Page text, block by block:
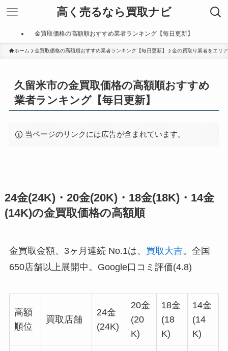
高く売るなら買取ナビ
金買取価格の高額順おすすめ業者ランキング【毎日更新】
ホーム 金買取価格の高額順おすすめ業者ランキング【毎日更新】 金の買取り業者をエリ
久留米市の金買取価格の高額順おすすめ
業者ランキング【毎日更新】
当ページのリンクには広告が含まれています。
24金(24K)・20金(20K)・18金(18K)・14金
(14K)の金買取価格の高額順
金買取金額、3ヶ月連続 No.1は、 買取大吉。全国
650店舗以上展開中。Google口コミ評価(4.8)
高額
順位
買取店舗
24金
(24K)
20金
(20
K)
18金
(18
K)
14金
(14
K)